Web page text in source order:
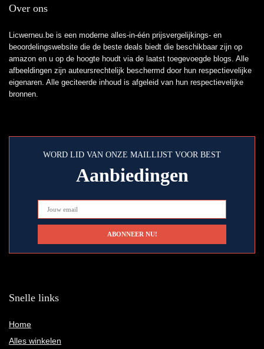
Over ons
Licwerneu.be is een moderne alles-in-één prijsvergelijkings- en
beoordelingswebsite die de beste deals biedt die beschikbaar zijn op
amazon en u op de hoogte houdt via de laatst toegevoegde blogs. Alle
afbeeldingen zijn auteursrechtelijk beschermd door hun respectievelijke
eigenaren. Alle geciteerde inhoud is afgeleid van hun respectievelijke
bronnen.
WORD LID VAN ONZE MAILLIJST VOOR BEST
Aanbiedingen
Snelle links
Home
Alles winkelen